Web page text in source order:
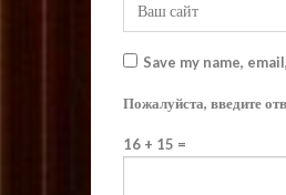
Save my name,
Пожалуйста, введите
16 + 15 =